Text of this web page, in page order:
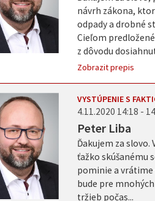
návrh zákona,
odpady a drobné
Cieľom
z dôvodu
Zobrazit prepis
VYSTÚPENIE S
4.11.2020 14:18 -
Peter Liba
Ďakujem za
ťažko skúšanému
pominie a vrátime
bude pre
tržieb počas...